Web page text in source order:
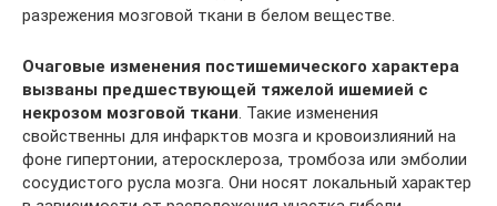
разрежения мозговой ткани в белом веществе.
Очаговые изменения постишемического характера
вызваны предшествующей тяжелой ишемией с
некрозом мозговой ткани. Такие изменения
свойственны для инфарктов мозга и кровоизлияний на
фоне гипертонии, атеросклероза, тромбоза или эмболии
сосудистого русла мозга. Они носят локальный характер